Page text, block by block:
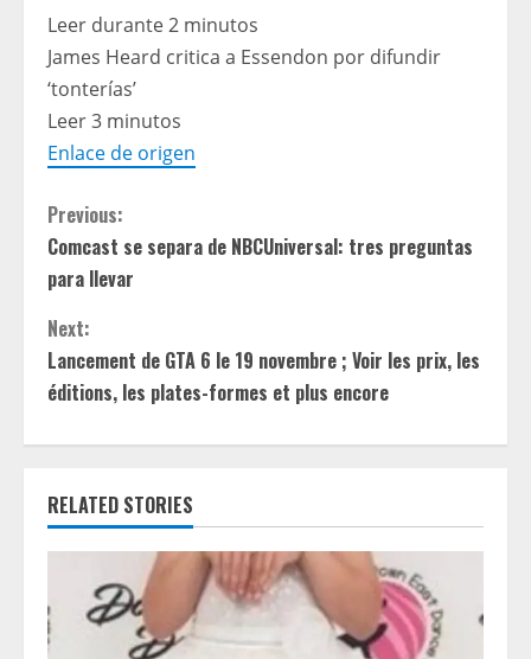
Leer durante 2 minutos
James Heard critica a Essendon por difundir
‘tonterías’
Leer 3 minutos
Enlace de origen
C
o
n
t
u
R
Previous:
Comcast se separa de NBCUniversal: tres preguntas
para llevar
Next:
Lancement de GTA 6 le 19 novembre ; Voir les prix, les
éditions, les plates-formes et plus encore
RELATED STORIES